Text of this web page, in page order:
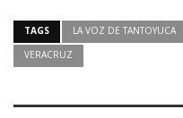
TAGS LA VOZ DE TANTOYUCA
VERACRUZ